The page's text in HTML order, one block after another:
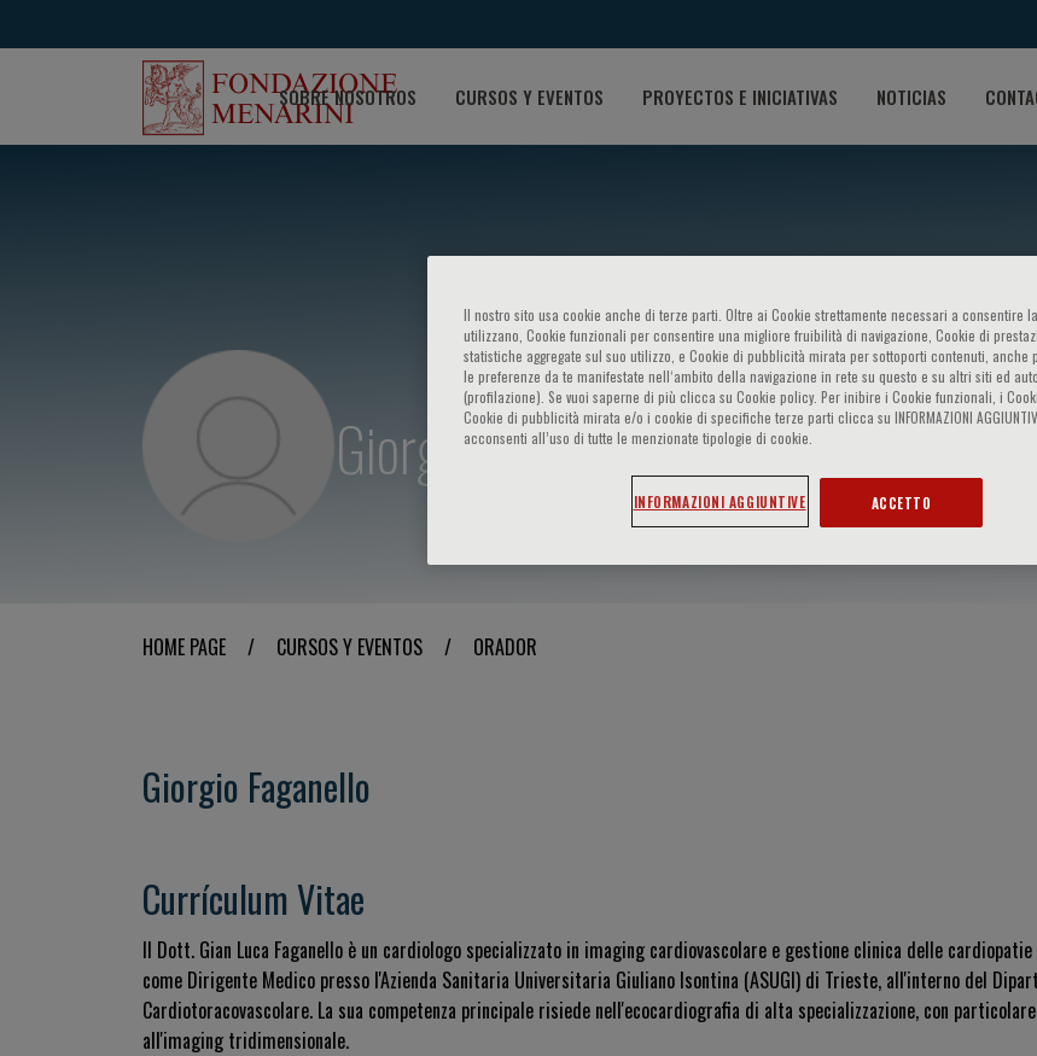
SOBRE NOSOTROS CURSOS Y EVENTOS PROYECTOS E INICIATIVAS NOTICIAS
Giorgio Faganello
HOME PAGE / CURSOS Y EVENTOS / ORADOR
Giorgio Faganello
Currículum Vitae
Il Dott. Gian Luca Faganello è un cardiologo specializzato in imaging cardiovascolare e gestione clinica delle
come Dirigente Medico presso l'Azienda Sanitaria Universitaria Giuliano Isontina (ASUGI) di Trieste, all'interno del
Cardiotoracovascolare. La sua competenza principale risiede nell'ecocardiografia di alta specializzazione, con
all'imaging tridimensionale.
Il nostro sito usa cookie anche di terze parti. Oltre ai Cookie strettamente necessari a consentire
utilizzano, Cookie funzionali per consentire una migliore fruibilità di navigazione, Cookie di
statistiche aggregate sul suo utilizzo, e Cookie di pubblicità mirata per sottoporti contenuti,
le preferenze da te manifestate nell‘ambito della navigazione in rete su questo e su altri siti ed
(profilazione). Se vuoi saperne di più clicca su Cookie policy. Per inibire i Cookie funzionali, i
Cookie di pubblicità mirata e/o i cookie di specifiche terze parti clicca su INFORMAZIONI
acconsenti all’uso di tutte le menzionate tipologie di cookie.
INFORMAZIONI AGGIUNTIVE ACCETTO